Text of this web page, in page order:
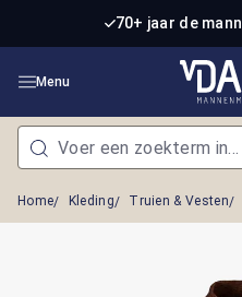
Ga naar de hoofdinhoud
70+ jaar de
Menu
Home Kleding Truien & Vesten